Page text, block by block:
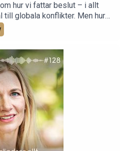
hur vi fattar beslut – i allt
till globala konflikter. Men hur
Går det att räkna ut
göra? Och vad händer när
alla förlorar?Spelteoretikern
hur matematiken kan hjälpa
uppstår – inom ekonomi,
evolution. Om samarbeten
ingen vill städa om inte alla
egentligen krävs för att ett